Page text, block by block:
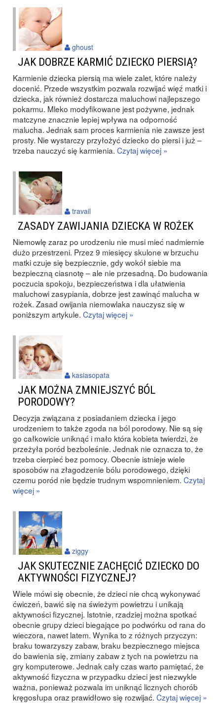
JAK DOBRZE KARMIĆ DZIECKO PIERSIĄ?
Karmienie dziecka piersią ma wiele zalet, które należy
docenić. Przede wszystkim pozwala rozwijać więź matki i
dziecka, jak również dostarcza maluchowi najlepszego
pokarmu. Mleko modyfikowane jest pożywne, jednak
matczyne znacznie lepiej wpływa na odporność
malucha. Jednak sam proces karmienia nie zawsze jest
prosty. Nie wystarczy przyłożyć dziecko do piersi i już –
trzeba nauczyć się karmienia. Czytaj więcej »
ghoust
ZASADY ZAWIJANIA DZIECKA W ROŻEK
Niemowlę zaraz po urodzeniu nie musi mieć nadmiernie
dużo przestrzeni. Przez 9 miesięcy skulone w brzuchu
matki czuje się bezpiecznie, gdy wokół siebie ma
bezpieczną ciasnotę – ale nie przesadną. Do budowania
poczucia spokoju, bezpieczeństwa i dla ułatwienia
maluchowi zasypiania, dobrze jest zawinąć malucha w
rożek. Zasad owijania niemowlaka nauczysz się w
poniższym artykule. Czytaj więcej »
travail
JAK MOŻNA ZMNIEJSZYĆ BÓL
PORODOWY?
Decyzja związana z posiadaniem dziecka i jego
urodzeniem to także zgoda na ból porodowy. Nie są się
go całkowicie uniknąć i mało która kobieta twierdzi, że
przeżyła poród bezboleśnie. Jednak nie oznacza to, że
trzeba cierpieć bez pomocy. Obecnie istnieje wiele
sposobów na złagodzenie bólu porodowego, dzięki
czemu poród nie będzie trudnym wspomnieniem. Czytaj
więcej »
kasiasopata
JAK SKUTECZNIE ZACHĘCIĆ DZIECKO DO
AKTYWNOŚCI FIZYCZNEJ?
Wiele mówi się obecnie, że dzieci nie chcą wykonywać
ćwiczeń, bawić się na świeżym powietrzu i unikają
aktywności fizycznej. Istotnie, rzadziej można spotkać
obecnie grupy dzieci biegające po podwórku od rana do
wieczora, nawet latem. Wynika to z różnych przyczyn:
braku towarzyszy zabaw, braku bezpiecznego miejsca
do bawienia się, zmiany zabaw z tych na powietrzu na
gry komputerowe. Jednak cały czas warto pamiętać, że
aktywność fizyczna w przypadku dzieci jest niezwykle
ważna, ponieważ pozwala im uniknąć licznych chorób
kręgosłupa oraz prawidłowo się rozwijać. Czytaj więcej »
ziggy